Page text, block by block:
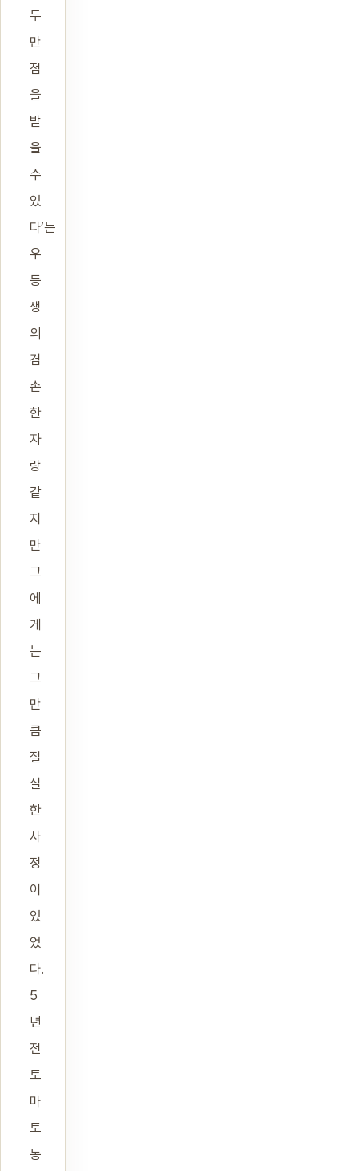
두
만
점
을
받
을
수
있
다’는
우
등
생
의
겸
손
한
자
랑
같
지
만
그
에
게
는
그
만
큼
절
실
한
사
정
이
있
었
다.
5
년
전
토
마
토
농